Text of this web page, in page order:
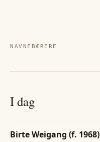
NAVNEBÆRERE
I dag
Birte Weigang (f. 1968)